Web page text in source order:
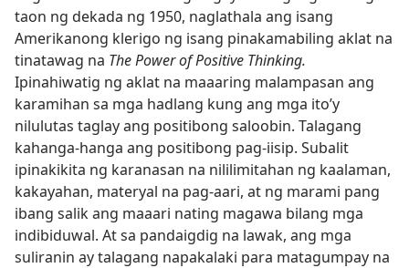
taon ng dekada ng 1950, naglathala ang isang
Amerikanong klerigo ng isang pinakamabiling aklat na
tinatawag na The Power of Positive Thinking.
Ipinahiwatig ng aklat na maaaring malampasan ang
karamihan sa mga hadlang kung ang mga ito’y
nilulutas taglay ang positibong saloobin. Talagang
kahanga-hanga ang positibong pag-iisip. Subalit
ipinakikita ng karanasan na nililimitahan ng kaalaman,
kakayahan, materyal na pag-aari, at ng marami pang
ibang salik ang maaari nating magawa bilang mga
indibiduwal. At sa pandaigdig na lawak, ang mga
suliranin ay talagang napakalaki para matagumpay na